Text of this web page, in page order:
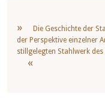
Die Geschichte der
der Perspektive einzelner
stillgelegten Stahlwerk